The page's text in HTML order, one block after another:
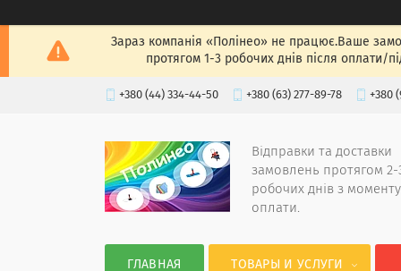
Зараз компанія «Полінео» не працює.Ваше
протягом 1-3 робочих днів після оплати/
+380 (44) 334-44-50 +380 (63) 277-89-78 +380
Відправки та доставки
замовлень протягом 2-
робочих днів з моменту
оплати.
ГЛАВНАЯ ТОВАРЫ И УСЛУГИ